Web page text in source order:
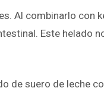
Al combinarlo con
Este helado
de suero de leche